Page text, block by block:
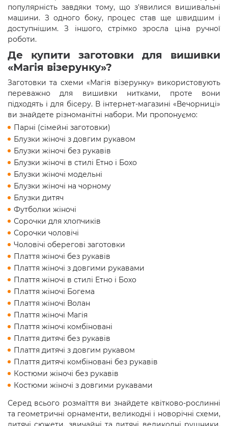
популярність завдяки тому, що з'явилися вишивальні
машини. З одного боку, процес став ще швидшим і
доступнішим. З іншого, стрімко зросла ціна ручної
роботи.
Де купити заготовки для вишивки
«Магія візерунку»?
Заготовки та схеми «Магія візерунку» використовують
переважно для вишивки нитками, проте вони
підходять і для бісеру. В інтернет-магазині «Вечорниці»
ви знайдете різноманітні набори. Ми пропонуємо:
Парні (сімейні заготовки)
Блузки жіночі з довгим рукавом
Блузки жіночі без рукавів
Блузки жіночі в стилі Етно і Бохо
Блузки жіночі модельні
Блузки жіночі на чорному
Блузки дитяч
Футболки жіночі
Сорочки для хлопчиків
Сорочки чоловічі
Чоловічі оберегові заготовки
Плаття жіночі без рукавів
Плаття жіночі з довгими рукавами
Плаття жіночі в стилі Етно і Бохо
Плаття жіночі Богема
Плаття жіночі Волан
Плаття жіночі Магія
Плаття жіночі комбіновані
Плаття дитячі без рукавів
Плаття дитячі з довгим рукавом
Плаття дитячі комбіновані без рукавів
Костюми жіночі без рукавів
Костюми жіночі з довгими рукавами
Серед всього розмаїття ви знайдете квітково-рослинні
та геометричні орнаменти, великодні і новорічні схеми,